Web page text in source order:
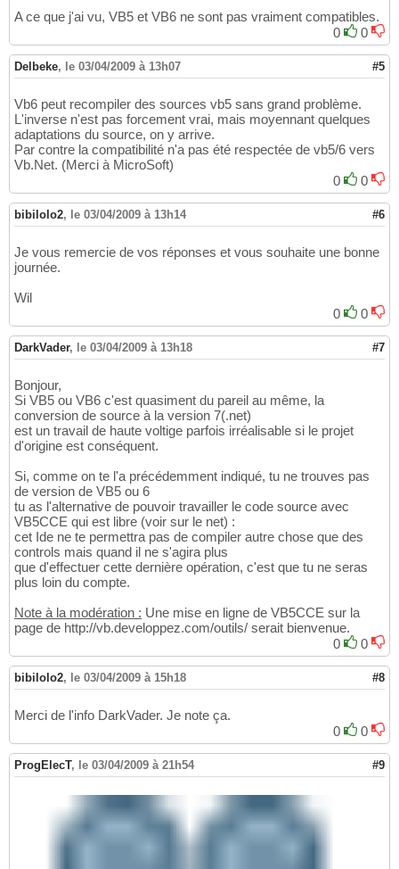
50
52
53
54
55
56
57
58
59
61
62
63
65
66
67
68
69
70
71
73
74
75
76
77
79
80
81
82
83
84
85
87
88
90
91
92
94
95
96
97
      Top             =
720
End
   Begin VB.Data Data1
      Caption         =
"Data1"
      Connect         =
"Access"
      DatabaseName    =
""
      DefaultCursorType=
0
      DefaultType     =
2
'UseODBC
      Exclusive       =
      Left            =
240
      Options         =
ReadOnly
        =
0
'False
      RecordSource    =
""
      Top             =
End
   Begin VB.Line Line1
      Index           =
      X2              =
      Y1              =
6480
      Y2              =
End
   Begin VB.Line Line1
      X1              =
5400
      X2              =
2280
      Y1              =
6000
      Y2              =
6000
End
   Begin VB.Line Line1
      Index           =
      X2              =
5400
      Y1              =
6000
End
   Begin VB.Line Line1
      Index           =
0
      X1              =
      X2              =
      Y1              =
6000
      Y2              =
6480
End
      Caption         =
"Sélectionnez
      BeginProperty Font
A ce que j'ai vu, VB5 et VB6 ne sont pas vraiment compatibles.
0
0
Delbeke, le 03/04/2009 à 13h07 #5
Vb6 peut recompiler des sources vb5 sans grand problème.
L'inverse n'est pas forcement vrai, mais moyennant quelques
adaptations du source, on y arrive.
Par contre la compatibilité n'a pas été respectée de vb5/6 vers
Vb.Net. (Merci à MicroSoft)
0
0
bibilolo2, le 03/04/2009 à 13h14 #6
Je vous remercie de vos réponses et vous souhaite une bonne
journée.
Wil
0
0
DarkVader, le 03/04/2009 à 13h18 #7
Bonjour,
Si VB5 ou VB6 c'est quasiment du pareil au même, la
conversion de source à la version 7(.net)
est un travail de haute voltige parfois irréalisable si le projet
d'origine est conséquent.
Si, comme on te l'a précédemment indiqué, tu ne trouves pas
de version de VB5 ou 6
tu as l'alternative de pouvoir travailler le code source avec
VB5CCE qui est libre (voir sur le net) :
cet Ide ne te permettra pas de compiler autre chose que des
controls mais quand il ne s'agira plus
que d'effectuer cette dernière opération, c'est que tu ne seras
plus loin du compte.
Note à la modération : Une mise en ligne de VB5CCE sur la
page de http://vb.developpez.com/outils/ serait bienvenue.
0
0
bibilolo2, le 03/04/2009 à 15h18 #8
Merci de l'info DarkVader. Je note ça.
0
0
ProgElecT, le 03/04/2009 à 21h54 #9